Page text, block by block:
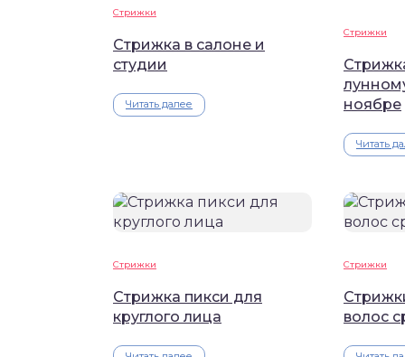
Стрижки
Стрижка в салоне и
студии
Читать далее
Стрижки
ноябре
Читать
Стрижки
Стрижка пикси для
круглого лица
Стрижки
волос